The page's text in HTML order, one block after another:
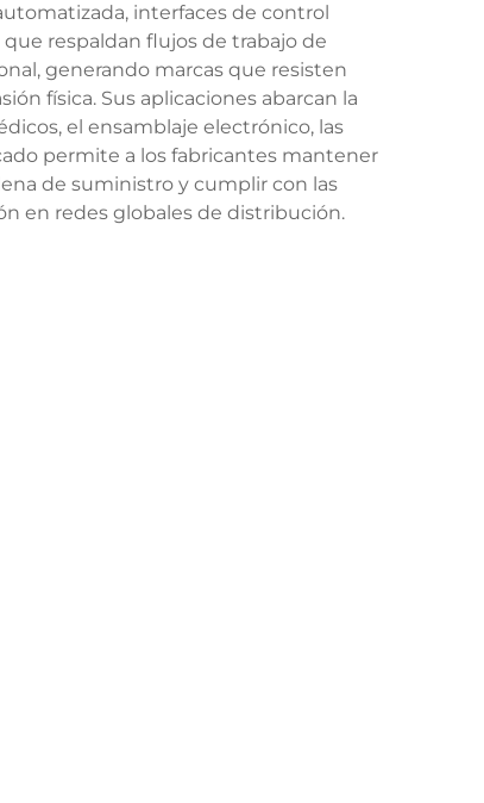
interfaces de control
respaldan flujos de trabajo de
generando marcas que resisten
física. Sus aplicaciones abarcan la
el ensamblaje electrónico, las
permite a los fabricantes mantener
de suministro y cumplir con las
en redes globales de distribución.